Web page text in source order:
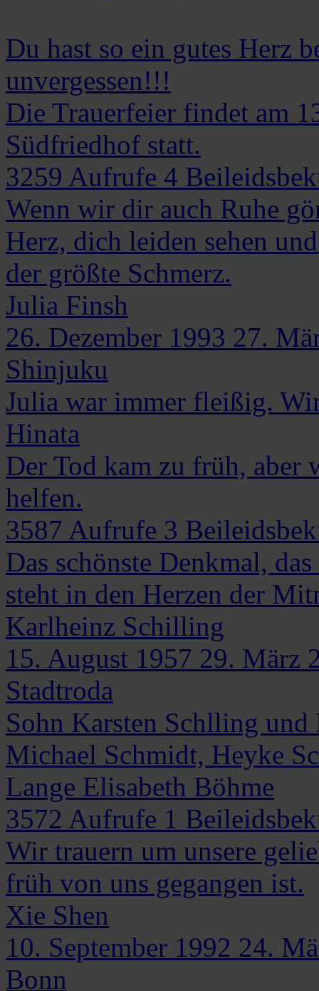
Du hast so ein gutes Herz
unvergessen!!!
Die Trauerfeier findet am
Südfriedhof statt.
3259 Aufrufe 4
Wenn wir dir auch Ruhe
Herz, dich leiden sehen
der größte Schmerz.
Julia Finsh
26. Dezember 1993 27.
Shinjuku
Julia war immer fleißig.
Hinata
Der Tod kam zu früh, aber
helfen.
3587 Aufrufe 3
Das schönste Denkmal,
steht in den Herzen der
Karlheinz Schilling
15. August 1957 29. März
Stadtroda
Sohn Karsten Schlling
Michael Schmidt, Heyke
Lange Elisabeth Böhme
3572 Aufrufe 1
Wir trauern um unsere
früh von uns gegangen ist.
Xie Shen
10. September 1992 24.
Bonn